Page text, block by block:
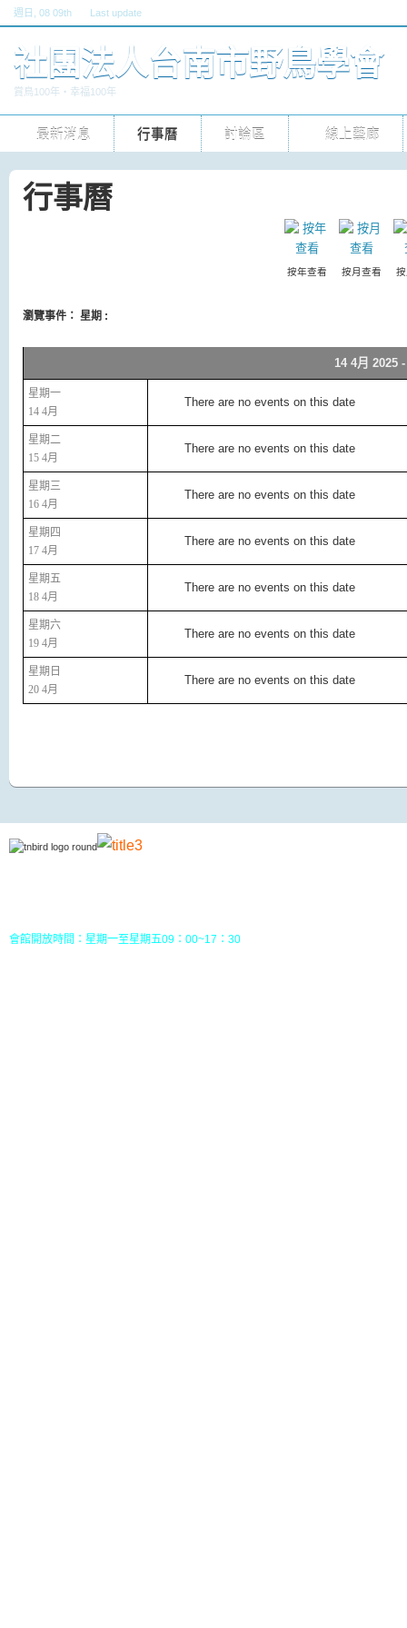
社團法人台南市野鳥學會
賞鳥100年‧幸福100年
週日 , 08 09th Last update
最新消息 行事曆 討論區 線上藝廊
行事曆
按年查看 按月查看
瀏覽事件： 星期 :
14 4月 2025
星期一
14 4月
There are no events on this date
星期二
15 4月
There are no events on this date
星期三
16 4月
There are no events on this date
星期四
17 4月
There are no events on this date
星期五
18 4月
There are no events on this date
星期六
19 4月
There are no events on this date
星期日
20 4月
There are no events on this date
會館開放時間：星期一至星期五09：00~17：30